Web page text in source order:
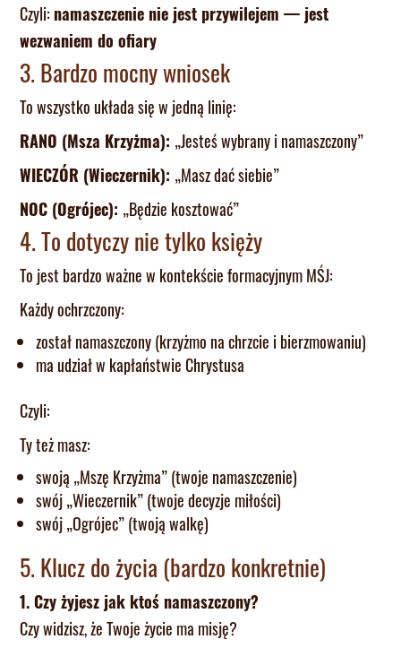
Czyli: namaszczenie nie jest przywilejem — jest
wezwaniem do ofiary
3. Bardzo mocny wniosek
To wszystko układa się w jedną linię:
RANO (Msza Krzyżma): „Jesteś wybrany i namaszczony”
WIECZÓR (Wieczernik): „Masz dać siebie”
NOC (Ogrójec): „Będzie kosztować”
4. To dotyczy nie tylko księży
To jest bardzo ważne w kontekście formacyjnym MŚJ:
Każdy ochrzczony:
został namaszczony (krzyżmo na chrzcie i bierzmowaniu)
ma udział w kapłaństwie Chrystusa
Czyli:
Ty też masz:
swoją „Mszę Krzyżma” (twoje namaszczenie)
swój „Wieczernik” (twoje decyzje miłości)
swój „Ogrójec” (twoją walkę)
5. Klucz do życia (bardzo konkretnie)
1. Czy żyjesz jak ktoś namaszczony?
Czy widzisz, że Twoje życie ma misję?